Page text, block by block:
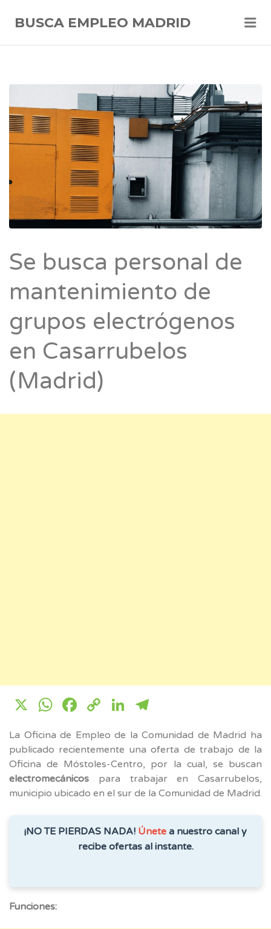
BUSCA EMPLEO MADRID
Se busca personal de
mantenimiento de
grupos electrógenos
en Casarrubelos
(Madrid)
X WhatsApp
Facebook
CopyLinkedIn
La Oficina de Empleo de la Comunidad de Madrid ha
publicado recientemente una oferta de trabajo de la
Oficina de Móstoles-Centro, por la cual, se buscan
electromecánicos para trabajar en Casarrubelos,
municipio ubicado en el sur de la Comunidad de Madrid.
¡NO TE PIERDAS NADA! Únete a nuestro canal y
recibe ofertas al instante.
Funciones: